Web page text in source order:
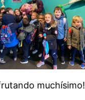
muchísimo!